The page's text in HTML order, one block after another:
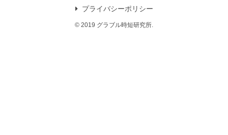
プライバシーポリシー
© 2019 グラブル時短研究所.